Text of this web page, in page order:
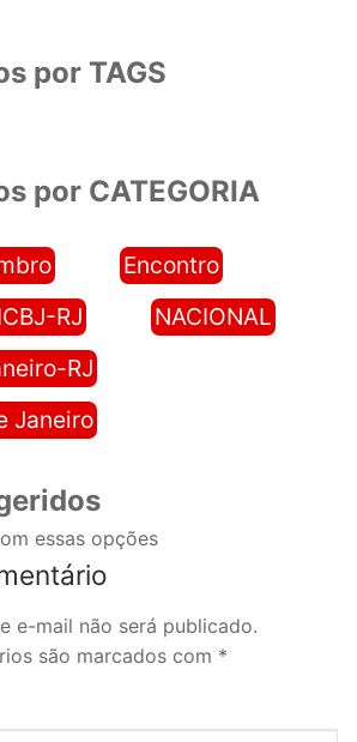
por TAGS
por CATEGORIA
Encontro
RJ
NACIONAL
RJ
Janeiro
essas opções
e-mail não será publicado.
são marcados com *